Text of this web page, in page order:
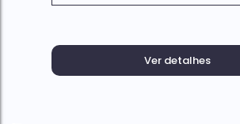
Ver detalhes